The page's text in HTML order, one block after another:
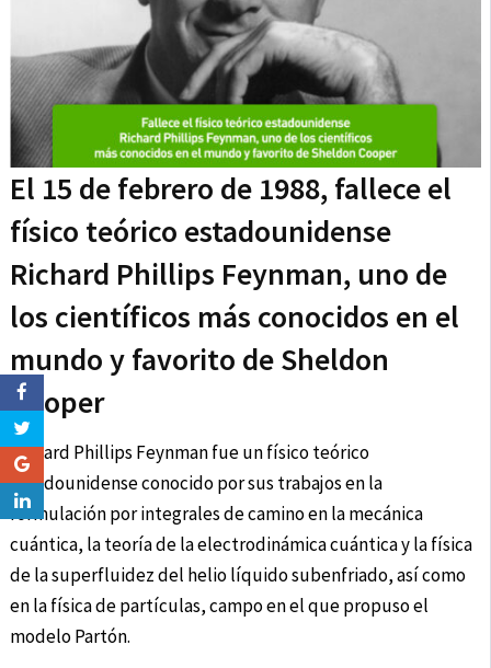
El 15 de febrero de 1988, fallece el
físico teórico estadounidense
Richard Phillips Feynman, uno de
los científicos más conocidos en el
mundo y favorito de Sheldon
Cooper
Richard Phillips Feynman fue un físico teórico
estadounidense conocido por sus trabajos en la
formulación por integrales de camino en la mecánica
cuántica, la teoría de la electrodinámica cuántica y la física
de la superfluidez del helio líquido subenfriado, así como
en la física de partículas, campo en el que propuso el
modelo Partón.